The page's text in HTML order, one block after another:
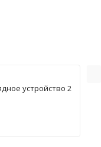
устройство 2